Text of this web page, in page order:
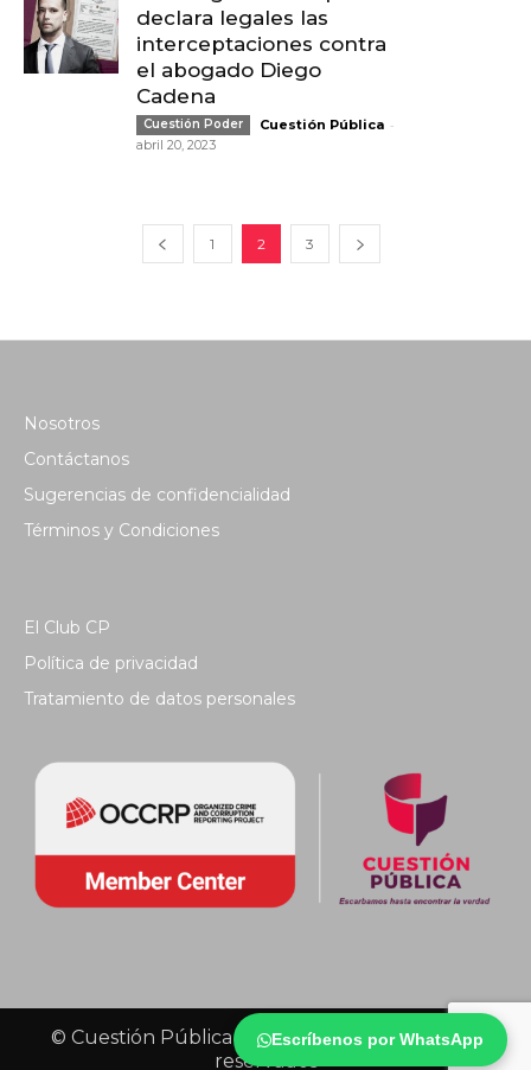
Escríbenos por WhatsApp
declara legales las
interceptaciones contra
el abogado Diego
Cadena
Cuestión Poder Cuestión Pública -
abril 20, 2023
1 2 3
Nosotros
Contáctanos
Sugerencias de confidencialidad
Términos y Condiciones
El Club CP
Política de privacidad
Tratamiento de datos personales
© Cuestión Pública 2018 - Todos los derechos
reservados